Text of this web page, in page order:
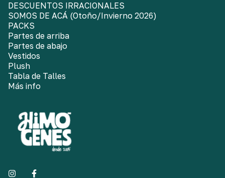
DESCUENTOS IRRACIONALES
SOMOS DE ACÁ (Otoño/Invierno 2026)
PACKS
Partes de arriba
Partes de abajo
Vestidos
Plush
Tabla de Talles
Más info